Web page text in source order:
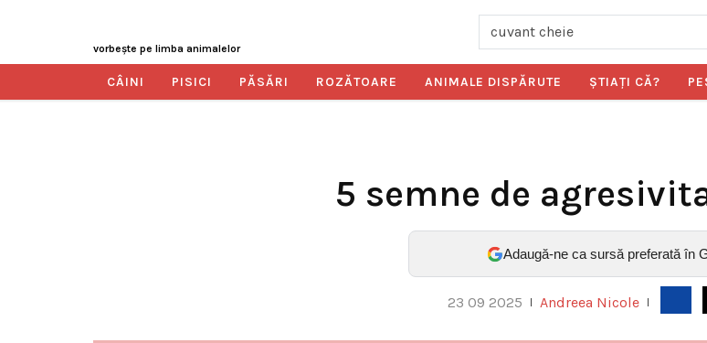
vorbeşte pe limba animalelor
CÂINI PISICI PĂSĂRI ROZĂTOARE ANIMALE DISPĂRUTE ŞTIAŢI CĂ?
5 semne de
Adaugă-ne ca sursă preferată în
23 09 2025 Andreea Nicole